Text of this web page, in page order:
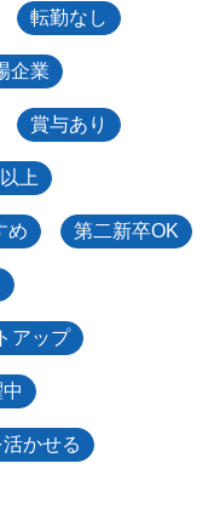
転勤なし
企業
賞与あり
上
め 第二新卒OK
アップ
かせる